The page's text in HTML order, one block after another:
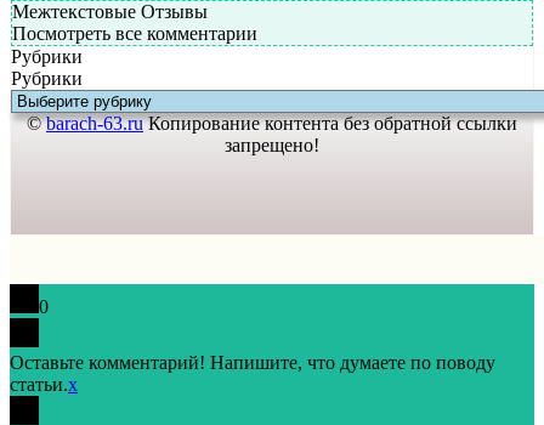
Межтекстовые Отзывы
Посмотреть все комментарии
Рубрики
Рубрики
©barach-63.ruКопирование контента без обратной ссылки
запрещено!
0
Оставьте комментарий! Напишите, что думаете по поводу
статьи.x